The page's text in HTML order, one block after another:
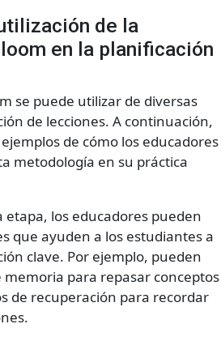
de la
en la planificación
se puede utilizar de diversas
de lecciones. A continuación,
de cómo los educadores
metodología en su práctica
etapa, los educadores pueden
que ayuden a los estudiantes a
clave. Por ejemplo, pueden
para repasar conceptos
de recuperación para recordar